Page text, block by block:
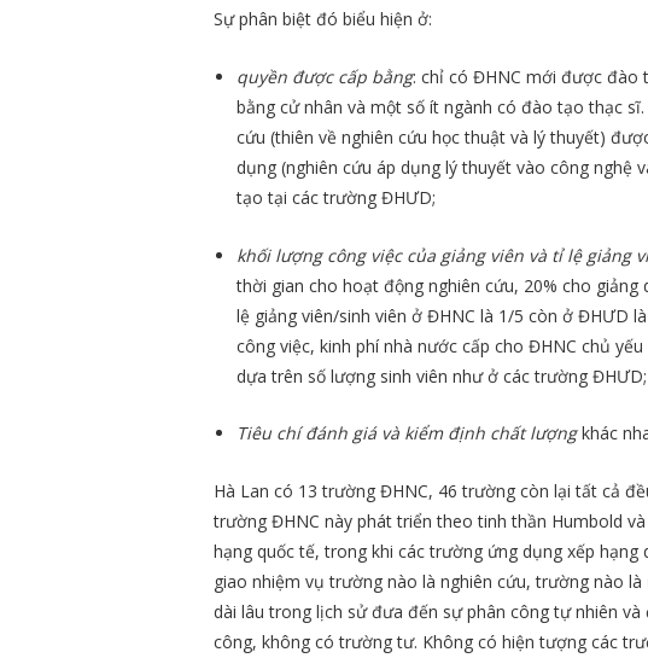
Sự phân biệt đó biểu hiện ở:
quyền được cấp bằng: chỉ có ĐHNC mới được đào
bằng cử nhân và một số ít ngành có đào tạo thạc
cứu (thiên về nghiên cứu học thuật và lý thuyết)
dụng (nghiên cứu áp dụng lý thuyết vào công nghệ
tạo tại các trường ĐHƯD;
khối lượng công việc của giảng viên và tỉ lệ giảng
thời gian cho hoạt động nghiên cứu, 20% cho
lệ giảng viên/sinh viên ở ĐHNC là 1/5 còn ở ĐHƯD
công việc, kinh phí nhà nước cấp cho ĐHNC chủ
dựa trên số lượng sinh viên như ở các trường ĐHƯD;
Tiêu chí đánh giá và kiểm định chất lượngkhác
Hà Lan có 13 trường ĐHNC, 46 trường còn lại tất cả
trường ĐHNC này phát triển theo tinh thần Humbold
hạng quốc tế, trong khi các trường ứng dụng xếp
giao nhiệm vụ trường nào là nghiên cứu, trường nào
dài lâu trong lịch sử đưa đến sự phân công tự nhiên
công, không có trường tư. Không có hiện tượng các